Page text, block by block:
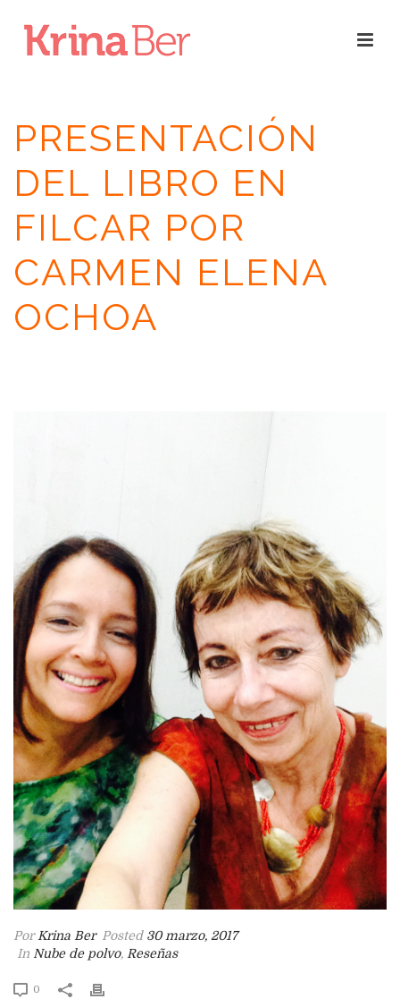
PRESENTACIÓN
DEL LIBRO EN
FILCAR POR
CARMEN ELENA
OCHOA
PorKrina Ber Posted 30 marzo, 2017
In Nube de polvo, Reseñas
0